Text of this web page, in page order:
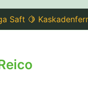
Saft 🍋